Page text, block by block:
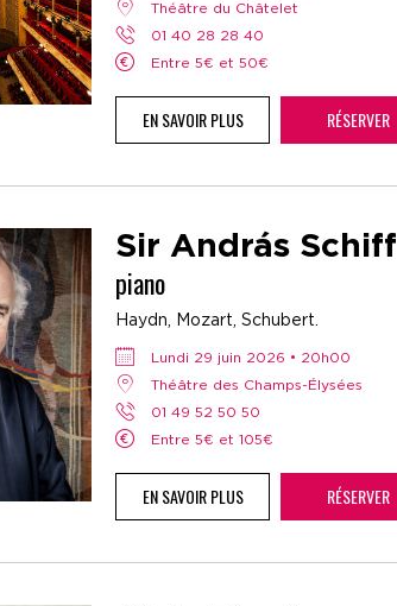
Théâtre du Châtelet
01 40 28 28 40
Entre 5€ et 50€
EN SAVOIR PLUS RÉSERVER
Sir András Schiff
piano
Haydn, Mozart, Schubert.
lundi 29 juin 2026 • 20h00
Théâtre des Champs-Élysées
01 49 52 50 50
Entre 5€ et 105€
EN SAVOIR PLUS RÉSERVER